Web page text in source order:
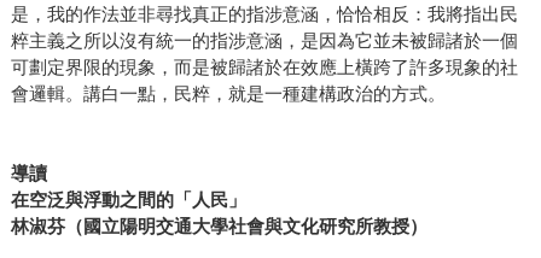
是，我的作法並非尋找真正的指涉意涵，恰恰相反：我將指出民
粹主義之所以沒有統一的指涉意涵，是因為它並未被歸諸於一個
可劃定界限的現象，而是被歸諸於在效應上橫跨了許多現象的社
會邏輯。講白一點，民粹，就是一種建構政治的方式。
導讀
在空泛與浮動之間的「人民」
林淑芬（國立陽明交通大學社會與文化研究所教授）